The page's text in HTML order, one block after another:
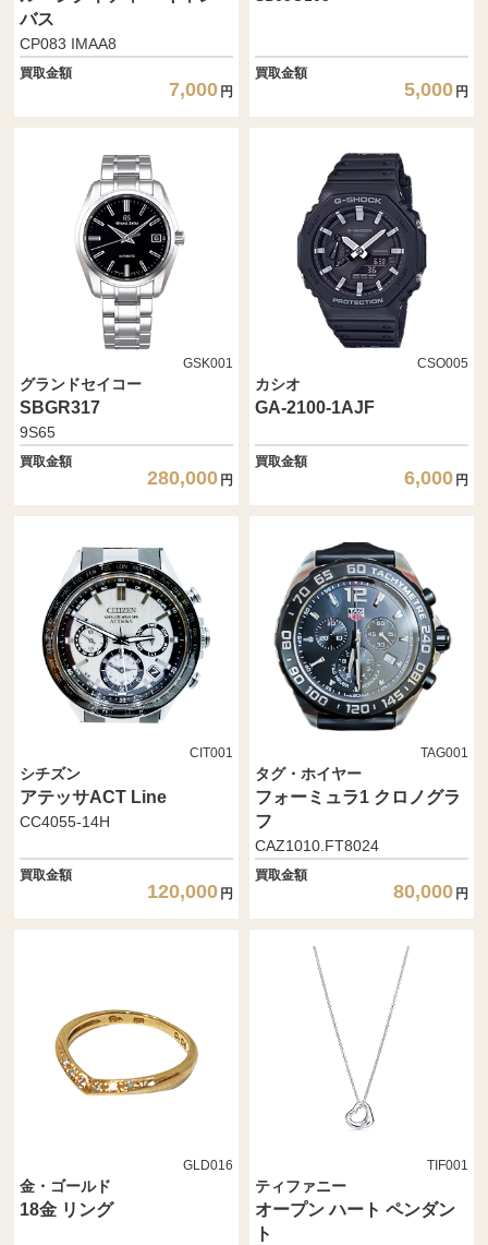
バス
CP083 IMAA8
買取金額
7,000 円
買取金額
5,000 円
GSK001
グランドセイコー
SBGR317
9S65
買取金額
280,000 円
CSO005
カシオ
GA-2100-1AJF
買取金額
6,000 円
CIT001
シチズン
アテッサACT Line
CC4055-14H
買取金額
120,000 円
TAG001
タグ・ホイヤー
フォーミュラ1 クロノグラ
フ
CAZ1010.FT8024
買取金額
80,000 円
GLD016
金・ゴールド
18金 リング
TIF001
ティファニー
オープン ハート ペンダン
ト